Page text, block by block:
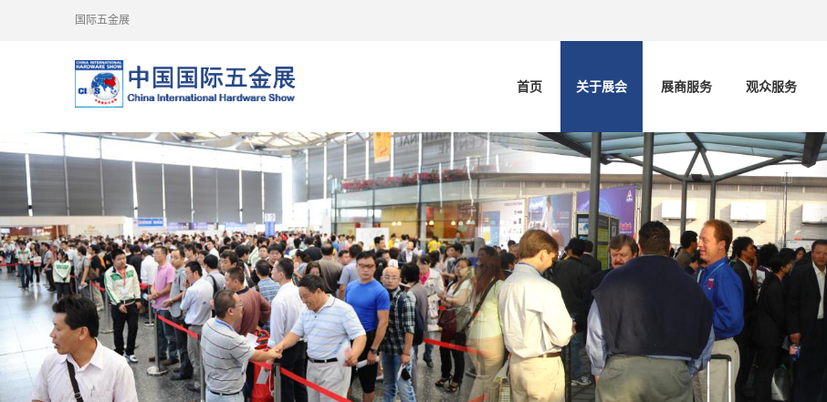
国际五金展
首页 关于展会 展商服务 观众服务